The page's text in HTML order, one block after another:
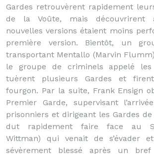
Gardes retrouvèrent rapidement
de la Voûte, mais découvrirent
nouvelles versions étaient moins
première version. Bientôt, un
transportant Mentallo (Marvin
le groupe de criminels appelé les
tuèrent plusieurs Gardes et
fourgon. Par la suite, Frank Ensign
Premier Garde, supervisant
prisonniers et dirigeant les Gardes de
dut rapidement faire face au
Wittman) qui venait de s’évader
sévèrement blessé après un